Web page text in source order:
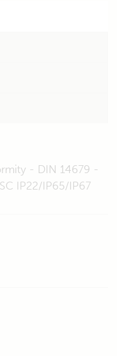
- DIN 14679 -
IP22/IP65/IP67